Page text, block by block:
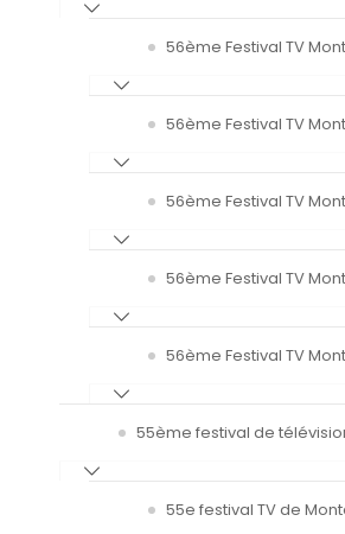
56ème Festival TV
56ème Festival TV
56ème Festival TV
56ème Festival TV
56ème Festival TV
55ème festival de
55e festival TV de